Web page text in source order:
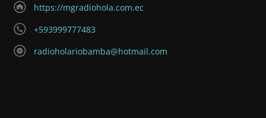
https://mgradiohola.com.ec
+593999777483
radioholariobamba@hotmail.com